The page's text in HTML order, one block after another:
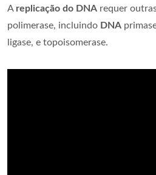
A replicação do DNA requer
polimerase, incluindo DNA
ligase, e topoisomerase.